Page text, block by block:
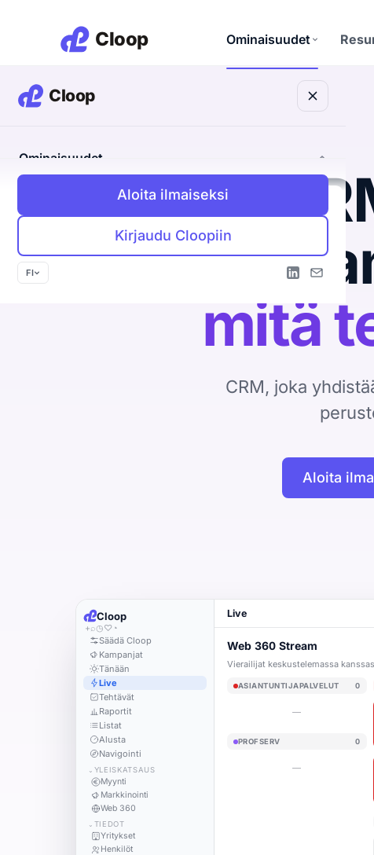
Ominaisuudet
Discovery Agent
Etsii teille sopivat yritykset
yhdessä
EU ja yksityisyys keskiössäBlogi
Ominaisuudet
Discovery Agent
Oma viesti jokaiselle vastaanottajalle
Tunnistaa kävijän ja avaa keskustelun
Aloita ilmaiseksi
Kirjaudu Cloopiin
FI
mitä
CRM, joka
Aloita
Cloop
+⌕◷♡ ◔
Säädä Cloop
Kampanjat
Tänään
Live
Tehtävät
Raportit
Listat
Alusta
Navigointi
⌄ YLEISKATSAUS
Myynti
Markkinointi
Web 360
⌄ TIEDOT
Yritykset
Henkilöt
Live
Web 360 Stream
Vierailijat keskustelemassa
ASIANTUNTIJAPALVELUT 0
—
PROFSERV 0
—